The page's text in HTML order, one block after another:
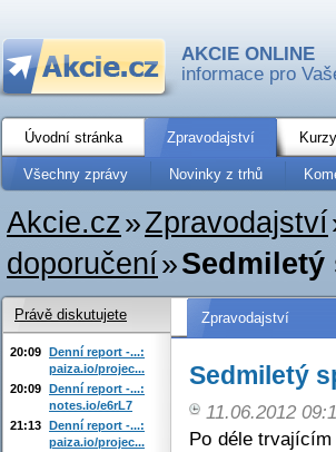
AKCIE ONLINE
informace pro
Úvodní stránka Zpravodajství
Všechny zprávy Novinky z trhů
Akcie.cz»Zpravodajství
doporučení»
Zpravodajství
Sedmiletý
11.06.2012
Po déle
Právě diskutujete
20:09 Denní report -...:
paiza.io/projec...
20:09 Denní report -...:
notes.io/e6rL7
21:13 Denní report -...:
paiza.io/projec...